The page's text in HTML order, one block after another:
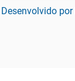
Desenvolvido por